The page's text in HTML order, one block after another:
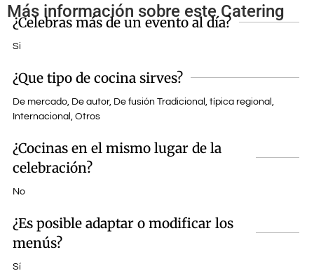
Más información sobre este Catering
¿Celebras más de un evento al día?
Si
¿Que tipo de cocina sirves?
De mercado, De autor, De fusión Tradicional, típica regional,
Internacional, Otros
¿Cocinas en el mismo lugar de la
celebración?
No
¿Es posible adaptar o modificar los
menús?
Sí